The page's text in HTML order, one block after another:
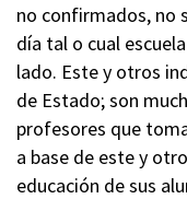
no confirmados, no
día tal o cual
lado. Este y otros
de Estado; son
profesores que
a base de este y
educación de sus